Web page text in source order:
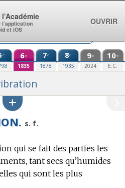
e 6e
1835
7e
1878
8e
1935
9e
2024
10e
E.C.
s. f.
qui se fait des parties les
tant secs qu’humides
qui sont les plus
l’application
et iOS
OUVRIR